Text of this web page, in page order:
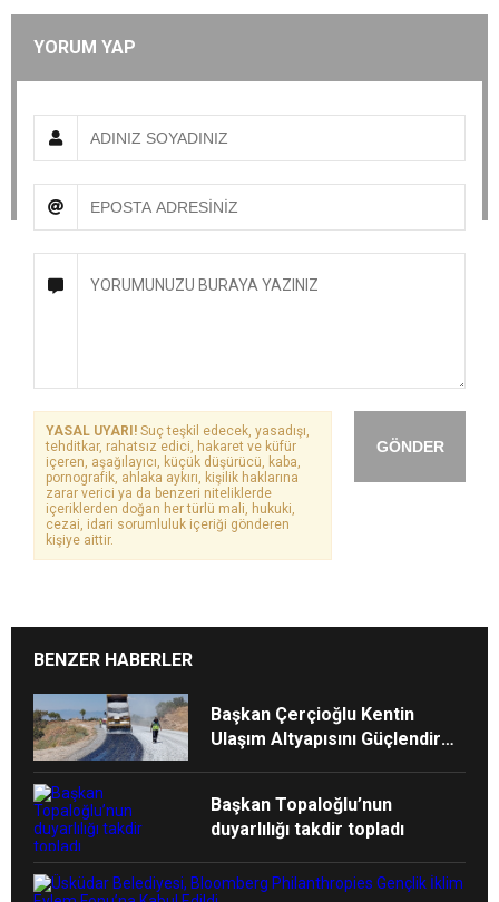
YORUM YAP
GÖNDER
YASAL UYARI! Suç teşkil edecek, yasadışı,
tehditkar, rahatsız edici, hakaret ve küfür
içeren, aşağılayıcı, küçük düşürücü, kaba,
pornografik, ahlaka aykırı, kişilik haklarına
zarar verici ya da benzeri niteliklerde
içeriklerden doğan her türlü mali, hukuki,
cezai, idari sorumluluk içeriği gönderen
kişiye aittir.
BENZER HABERLER
Başkan Çerçioğlu Kentin
Ulaşım Altyapısını Güçlendiren
Başkan Topaloğlu’nun
duyarlılığı takdir topladı